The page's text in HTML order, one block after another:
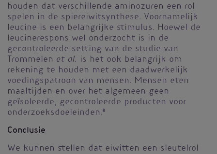
houden dat verschillende aminozuren een rol
spelen in de spiereiwitsynthese. Voornamelijk
leucine is een belangrijke stimulus. Hoewel de
leucinerespons wel onderzocht is in de
gecontroleerde setting van de studie van
Trommelen et al.
is het ook belangrijk om
rekening te houden met een daadwerkelijk
voedingspatroon van mensen. Mensen eten
maaltijden en over het algemeen geen
geïsoleerde, gecontroleerde producten voor
onderzoeksdoeleinden.8
Conclusie
We kunnen stellen dat eiwitten een sleutelrol